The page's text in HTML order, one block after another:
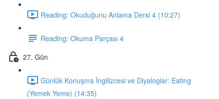
Reading: Okuduğunu Anlama Dersi 4 (10:27)
Reading: Okuma Parçası 4
27. Gün
Günlük Konuşma İngilizcesi ve Diyaloglar: Eating
(Yemek Yeme) (14:35)